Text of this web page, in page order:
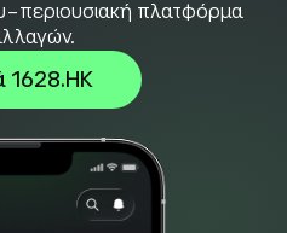
περιουσιακή πλατφόρμα
1628.HK